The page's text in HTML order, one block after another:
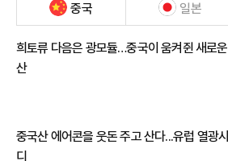
중국 일본
희토류 다음은 광모듈…중국이 움켜쥔 새로
산
중국산 에어콘을 웃돈 주고 산다...유럽 열광
디